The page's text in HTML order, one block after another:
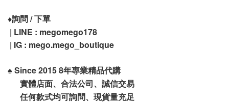
♦️詢問 / 下單
| LINE : megomego178
| IG : mego.mego_boutique
♠️ Since 2015 8年專業精品代購
實體店面、合法公司、誠信交易
任何款式均可詢問、現貨量充足